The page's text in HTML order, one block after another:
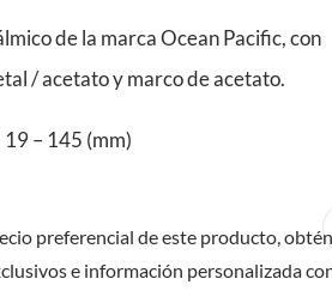
de la marca Ocean Pacific, con
/ acetato y marco de acetato.
– 145 (mm)
preferencial de este producto, obtén
e información personalizada